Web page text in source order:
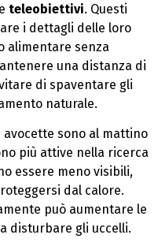
e teleobiettivi. Questi
i dettagli delle loro
alimentare senza
una distanza di
di spaventare gli
naturale.
avocette sono al mattino
più attive nella ricerca
essere meno visibili,
dal calore.
può aumentare le
disturbare gli uccelli.